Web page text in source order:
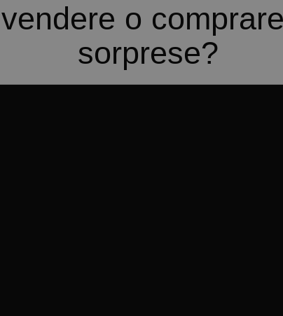
o
sorprese?